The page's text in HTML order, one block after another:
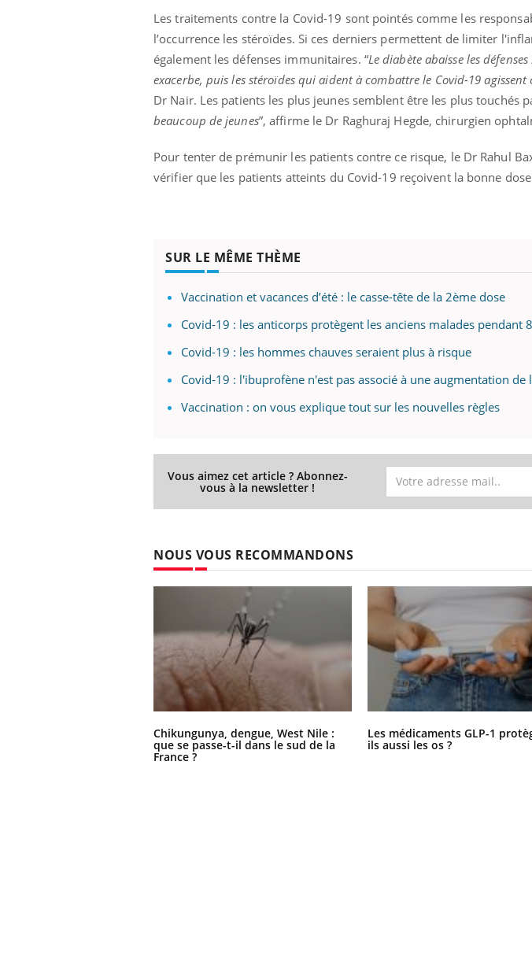
Les traitements contre la Covid-19 sont pointés comme les
l’occurrence les stéroïdes. Si ces derniers permettent de limiter
également les défenses immunitaires. “Le diabète abaisse les
exacerbe, puis les stéroïdes qui aident à combattre le Covid-19
Dr Nair. Les patients les plus jeunes semblent être les plus touchés
beaucoup de jeunes”, affirme le Dr Raghuraj Hegde, chirurgien
Pour tenter de prémunir les patients contre ce risque, le Dr Rahul
vérifier que les patients atteints du Covid-19 reçoivent la bonne
SUR LE MÊME THÈME
Vaccination et vacances d’été : le casse-tête de la 2ème dose
Covid-19 : les anticorps protègent les anciens malades pendant
Covid-19 : les hommes chauves seraient plus à risque
Covid-19 : l'ibuprofène n'est pas associé à une augmentation
Vaccination : on vous explique tout sur les nouvelles règles
Vous aimez cet article ? Abonnez-
vous à la newsletter !
NOUS VOUS RECOMMANDONS
Chikungunya, dengue, West Nile :
que se passe-t-il dans le sud de la
France ?
Les médicaments GLP-1
ils aussi les os ?
Il y a des sujets qui sont faciles à aborder...
d'autres non ! D'un côté, poser des
questions sur la maladie d'un proche c'est
Fatigue, irritabilité, brouillard mental
même alopécie… Les symptômes de la
carence en fer sont multiples ce qui
...